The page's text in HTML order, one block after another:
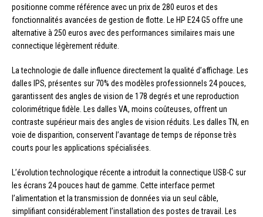
positionne comme référence avec un prix de 280 euros et des
fonctionnalités avancées de gestion de flotte. Le HP E24 G5 offre une
alternative à 250 euros avec des performances similaires mais une
connectique légèrement réduite.
La technologie de dalle influence directement la qualité d’affichage. Les
dalles IPS, présentes sur 70% des modèles professionnels 24 pouces,
garantissent des angles de vision de 178 degrés et une reproduction
colorimétrique fidèle. Les dalles VA, moins coûteuses, offrent un
contraste supérieur mais des angles de vision réduits. Les dalles TN, en
voie de disparition, conservent l’avantage de temps de réponse très
courts pour les applications spécialisées.
L’évolution technologique récente a introduit la connectique USB-C sur
les écrans 24 pouces haut de gamme. Cette interface permet
l’alimentation et la transmission de données via un seul câble,
simplifiant considérablement l’installation des postes de travail. Les